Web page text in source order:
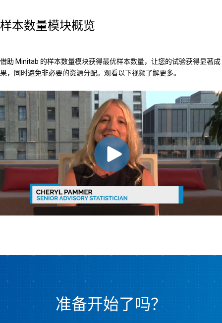
样本数量模块概览
借助 Minitab 的样本数量模块获得最优样本数量，让您的试验获得显著成
果，同时避免非必要的资源分配。观看以下视频了解更多。
准备开始了吗？